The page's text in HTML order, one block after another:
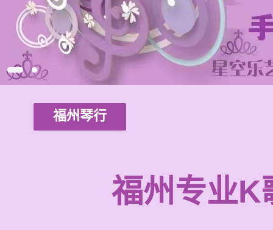
福州琴行
福州专业K